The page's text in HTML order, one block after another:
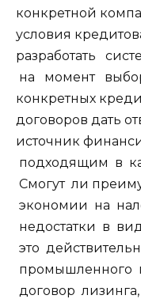
конкретной
условия
разработать
на момент
конкретных
договоров дать
источник
подходящим в
Смогут ли
экономии на
недостатки в
это
промышленного
договор